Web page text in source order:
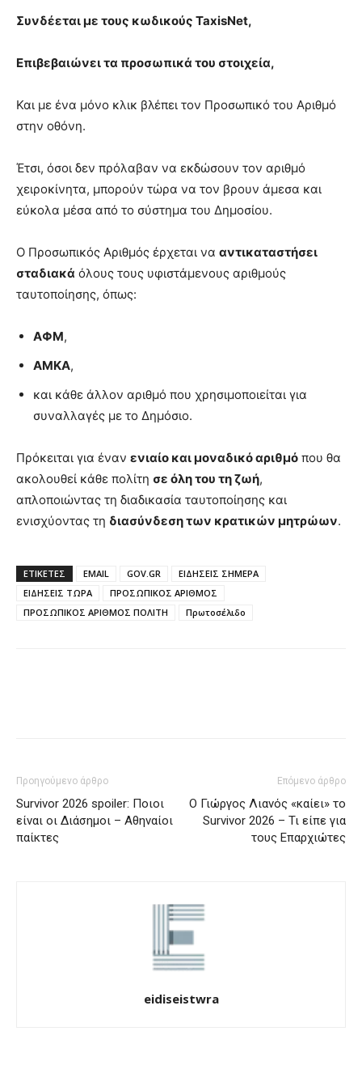
Συνδέεται με τους κωδικούς TaxisNet,
Επιβεβαιώνει τα προσωπικά του στοιχεία,
Και με ένα μόνο κλικ βλέπει τον Προσωπικό του Αριθμό
στην οθόνη.
Έτσι, όσοι δεν πρόλαβαν να εκδώσουν τον αριθμό
χειροκίνητα, μπορούν τώρα να τον βρουν άμεσα και
εύκολα μέσα από το σύστημα του Δημοσίου.
Ο Προσωπικός Αριθμός έρχεται να αντικαταστήσει
σταδιακά όλους τους υφιστάμενους αριθμούς
ταυτοποίησης, όπως:
ΑΦΜ,
ΑΜΚΑ,
και κάθε άλλον αριθμό που χρησιμοποιείται για
συναλλαγές με το Δημόσιο.
Πρόκειται για έναν ενιαίο και μοναδικό αριθμό που θα
ακολουθεί κάθε πολίτη σε όλη του τη ζωή,
απλοποιώντας τη διαδικασία ταυτοποίησης και
ενισχύοντας τη διασύνδεση των κρατικών μητρώων.
ΕΤΙΚΈΤΕΣ EMAIL GOV.GR
ΕΙΔΗΣΕΙΣ ΣΗΜΕΡΑ
ΕΙΔΗΣΕΙΣ ΤΩΡΑ
ΠΡΟΣΩΠΙΚΟΣ ΑΡΙΘΜΟΣ
ΠΡΟΣΩΠΙΚΟΣ ΑΡΙΘΜΟΣ ΠΟΛΙΤΗ
Πρωτοσέλιδο
Προηγούμενο άρθρο
Survivor 2026 spoiler: Ποιοι
είναι οι Διάσημοι – Αθηναίοι
παίκτες
Επόμενο άρθρο
Ο Γιώργος Λιανός «καίει» το
Survivor 2026 – Τι είπε για
τους Επαρχιώτες
eidiseistwra